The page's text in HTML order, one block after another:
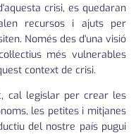
crisi, es quedaran
recursos i ajuts per
Només des d'una visió
més vulnerables
context de crisi.
cal legislar per crear les
les petites i mitjanes
del nostre país pugui